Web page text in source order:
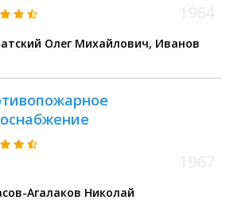
Олег Михайлович, Иванов
Агалаков Николай